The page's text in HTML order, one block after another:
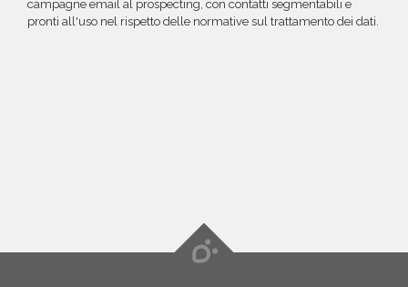
campagne email al prospecting, con contatti segmentabili e
pronti all'uso nel rispetto delle normative sul trattamento dei dati.